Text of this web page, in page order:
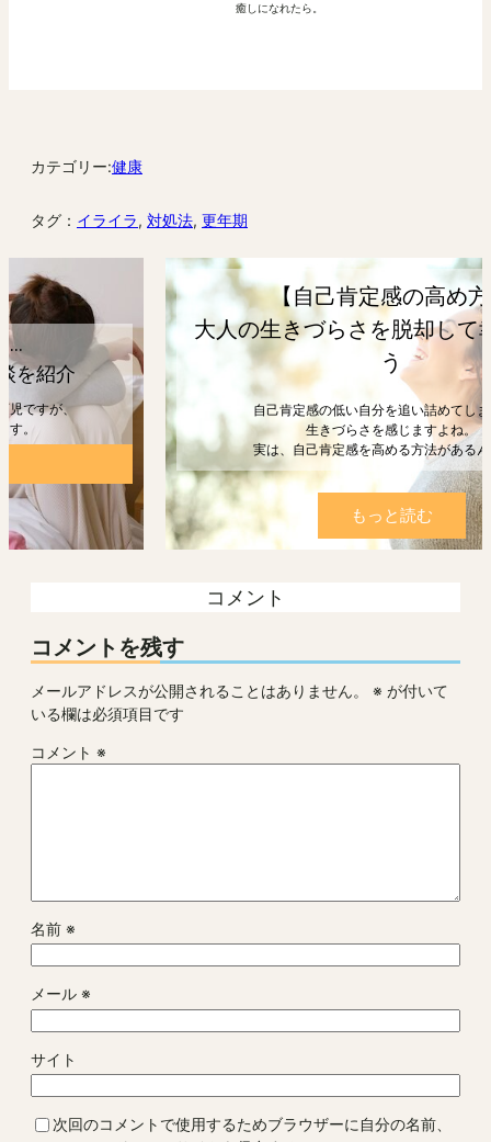
癒しになれたら。
カテゴリー:健康
タグ： イライラ, 対処法, 更年期
【自己肯定感の高め方】
大人の生きづらさを脱却して幸せになろ
う
自己肯定感の低い自分を追い詰めてしまうと、
生きづらさを感じますよね。
実は、自己肯定感を高める方法があるんです。
もっと読む
コメント
コメントを残す
メールアドレスが公開されることはありません。 ※ が付いて
いる欄は必須項目です
コメント ※
名前 ※
メール ※
サイト
次回のコメントで使用するためブラウザーに自分の名前、